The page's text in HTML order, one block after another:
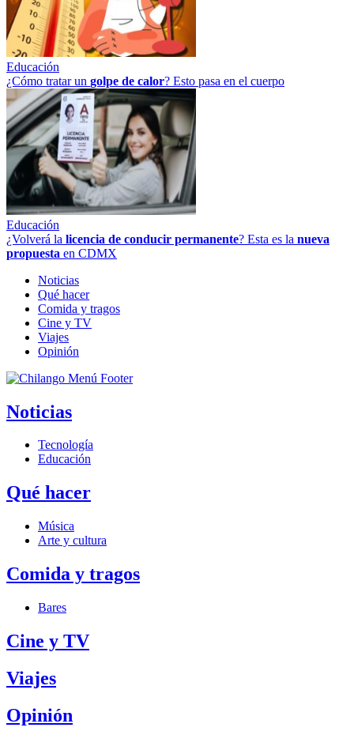
Educación
¿Cómo tratar un golpe de calor? Esto pasa en el cuerpo
Educación
¿Volverá la licencia de conducir permanente? Esta es la nueva
propuesta en CDMX
Noticias
Qué hacer
Comida y tragos
Cine y TV
Viajes
Opinión
Noticias
Tecnología
Educación
Qué hacer
Música
Arte y cultura
Comida y tragos
Bares
Cine y TV
Viajes
Opinión